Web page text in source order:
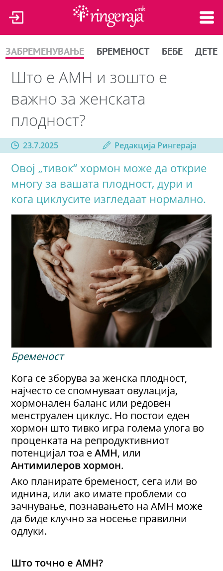
ЗАБРЕМЕНУВАЊЕ БРЕМЕНОСТ БЕБЕ ДЕТЕ
Што е AMH и зошто е
важно за женската
плодност?
23.7.2025 Редакција Рингераја
Овој „тивок“ хормон може да открие
многу за вашата плодност, дури и
кога циклусите изгледаат нормално.
Бременост
Кога се зборува за женска плодност,
најчесто се спомнуваат овулација,
хормонален баланс или редовен
менструален циклус. Но постои еден
хормон што тивко игра голема улога во
проценката на репродуктивниот
потенцијал тоа еAMH, или
Антимилеров хормон.
Ако планирате бременост, сега или во
иднина, или ако имате проблеми со
зачнување, познавањето на AMH може
да биде клучно за носење правилни
одлуки.
Што точно е AMH?